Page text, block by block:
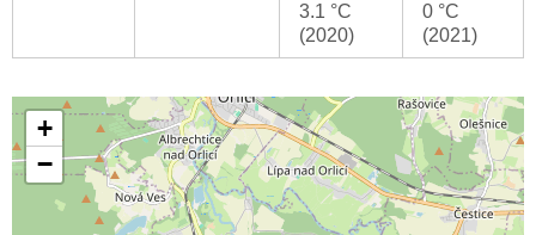
3.1 °C
(2020)
0 °C
(2021)
+
−